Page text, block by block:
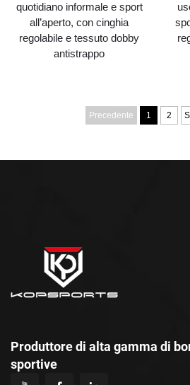
quotidiano informale e sport
all’aperto, con cinghia
regolabile e tessuto dobby
antistrappo
Precedente 1 2
Produttore di alta gamma di
sportive